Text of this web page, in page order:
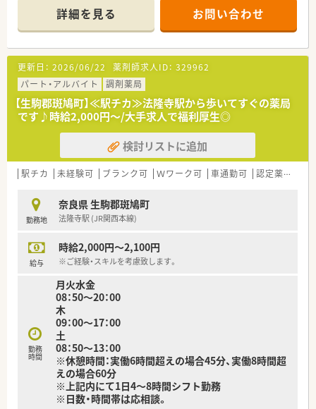
す。
■産休・育児休暇からの復帰実績も93％、小学1年まで時短制度
■研修制度も充実しております！調剤未経験者を対象にした研修
から管理薬剤師、マネージャー研修などそれぞれの段階に応じた
研修制度がございます！
■研修制度は様々なプランがあり、集合研修だけでなく任意で受
講可能な研修も幅広く用意されています
■店舗で活躍する従業員、社外で活躍する従業員、将来経営幹部
となる従業員など、薬剤師として様々な活躍ができるフィールド
を用意されています
■総合薬剤師・調剤薬剤師（土日休み・19時までの勤務）どちらか
の働き方を選択できます
■調剤併設型だけでなく「医療モール・クリニック併設店舗」「敷
地内薬局」「訪問調剤特化型店舗」など様々な店舗を運営してい
ます
■在宅医療にも積極的取り組んでおり「訪問調剤特化型店舗」を
50店舗以上、無菌調剤室は業界最多の51店舗設置しています
■「プラチナくるみん認定企業」「健康経営優良法人2023（大規模
法人部門）認定」等を取得し一人ひとりが働きやすい環境が整備
■充実した研修制度、人事制度、評価制度、キャリア支援制度等
があるのも特徴です
詳細を見る お問い合わせ
更新日： 2026/06/22 薬剤師求人ID： 329962
パート・アルバイト
調剤薬局
【生駒郡斑鳩町】≪駅チカ≫法隆寺駅から歩いてすぐの薬局
です♪時給2,000円～/大手求人で福利厚生◎
検討リストに追加
駅チカ 未経験可 ブランク可 Ｗワーク可 車通勤可 認定薬剤師取得支援あり
勤務地
奈良県 生駒郡斑鳩町
法隆寺駅 (JR関西本線)
給与
時給2,000円～2,100円
※ご経験・スキルを考慮致します。
勤務
時間
月火水金
08：50～20：00
木
09：00～17：00
土
08：50～13：00
※休憩時間：実働6時間超えの場合45分、実働8時間超
えの場合60分
※上記内にて1日4～8時間シフト勤務
※日数・時間帯は応相談。